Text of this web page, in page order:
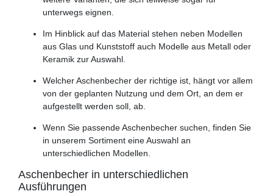
unterwegs eignen.
Im Hinblick auf das Material stehen neben Modellen
aus Glas und Kunststoff auch Modelle aus Metall oder
Keramik zur Auswahl.
Welcher Aschenbecher der richtige ist, hängt vor allem
von der geplanten Nutzung und dem Ort, an dem er
aufgestellt werden soll, ab.
Wenn Sie passende Aschenbecher suchen, finden Sie
in unserem Sortiment eine Auswahl an
unterschiedlichen Modellen.
Aschenbecher in unterschiedlichen
Ausführungen